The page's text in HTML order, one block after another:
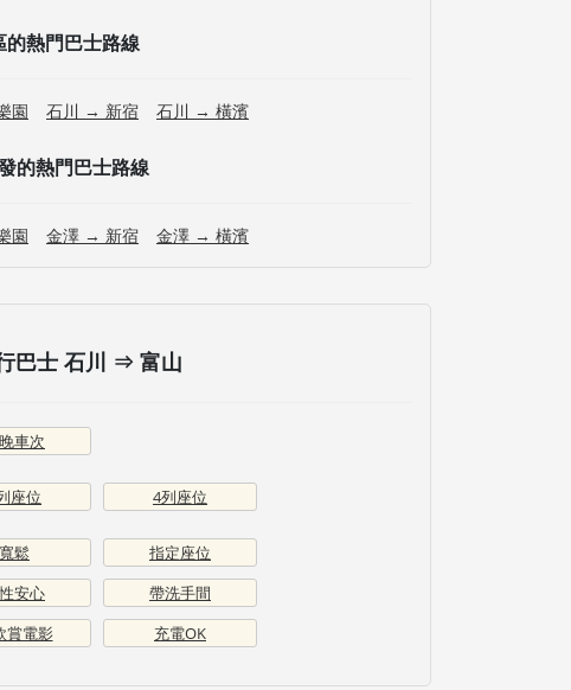
的熱門巴士路線
園 石川 → 新宿 石川 → 橫濱
的熱門巴士路線
園 金澤 → 新宿 金澤 → 橫濱
巴士 石川 ⇒ 富山
車次
座位 4列座位
寬鬆
指定座位
安心
帶洗手間
賞電影 充電OK